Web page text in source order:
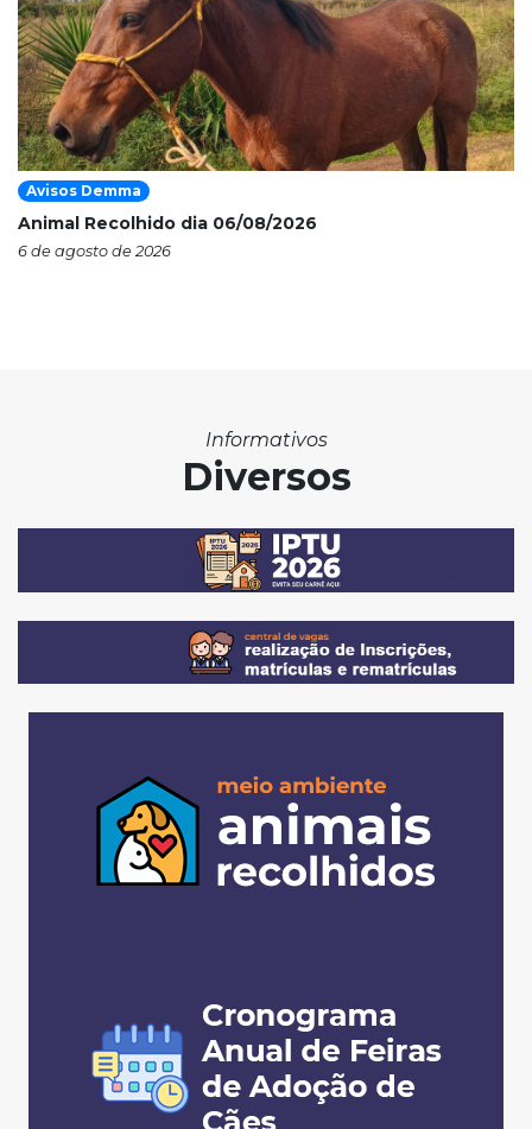
Avisos Demma
Animal Recolhido dia 06/08/2026
6 de agosto de 2026
Informativos
Diversos